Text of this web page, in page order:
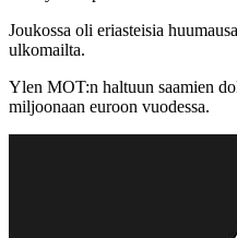
Joukossa oli eriasteisia
ulkomailta.
Ylen MOT:n haltuun saamien
miljoonaan euroon vuodessa.